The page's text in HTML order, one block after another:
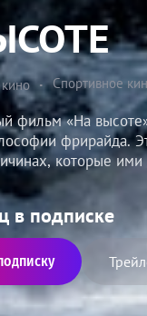
Спортивное
фильм «На
фрирайда.
которые
зиму. Один из
как горы и фрирайд
[…]
в подписке